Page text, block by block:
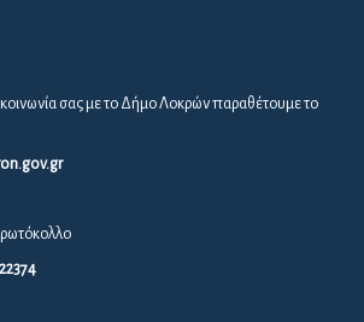
σας με το Δήμο Λοκρών παραθέτουμε το